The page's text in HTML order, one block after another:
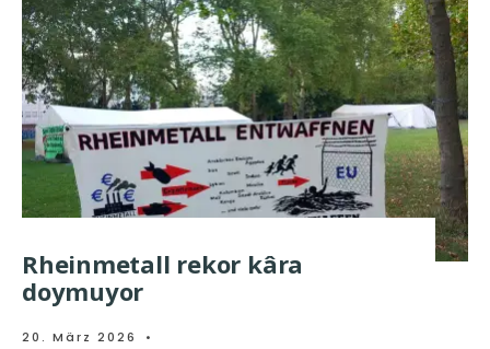
Rheinmetall rekor kâra
doymuyor
20. März 2026 •